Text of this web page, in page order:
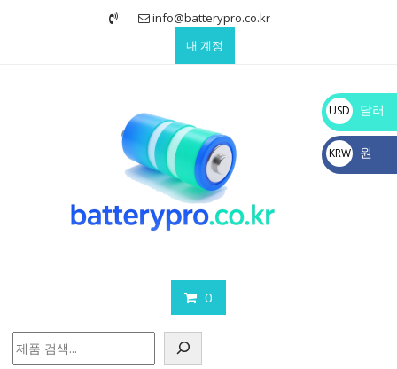
info@batterypro.co.kr
내 계정
0
색
USD
$
달러
KRW
₩
원